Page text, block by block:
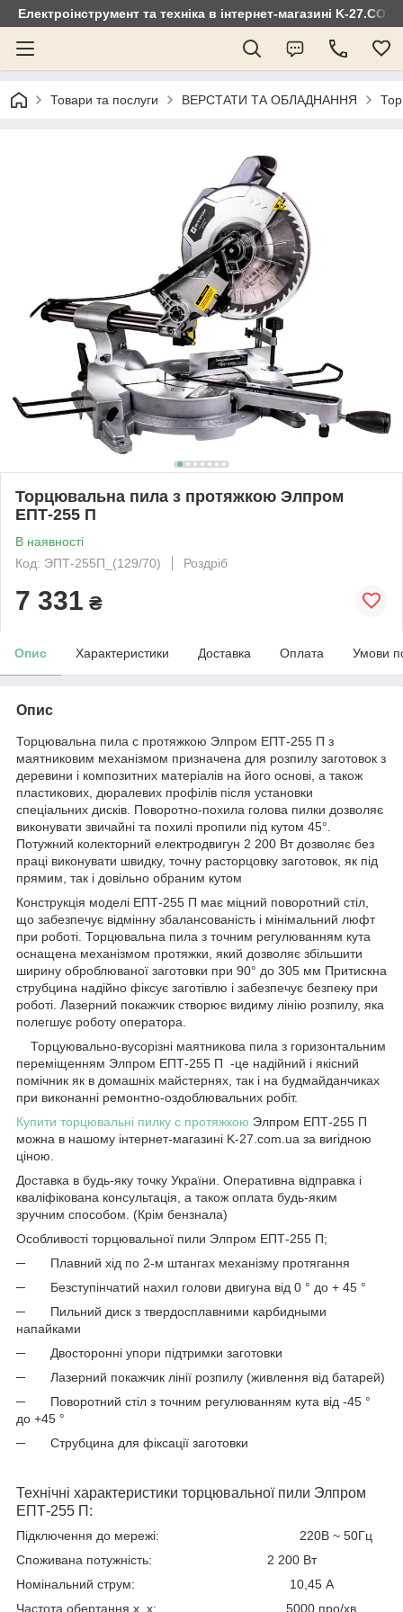
Електроінструмент та техніка в інтернет-магазині K-
Товари та послуги ВЕРСТАТИ ТА ОБЛАДНАННЯ
Торцювальна пила з протяжкою Элпром
ЕПТ-255 П
В наявності
Код: ЭПТ-255П_(129/70)
Роздріб
7 331 ₴
Опис Характеристики Доставка Оплата Умови
Опис
Торцювальна пила c протяжкою Элпром ЕПТ-255 П з
маятниковим механізмом призначена для розпилу заготовок з
деревини і композитних матеріалів на його основі, а також
пластикових, дюралевих профілів після установки
спеціальних дисків. Поворотно-похила голова пилки дозволяє
виконувати звичайні та похилі пропили під кутом 45°.
Потужний колекторний електродвигун 2 200 Вт дозволяє без
праці виконувати швидку, точну расторцовку заготовок, як під
прямим, так і довільно обраним кутом
Конструкція моделі ЕПТ-255 П має міцний поворотний стіл,
що забезпечує відмінну збалансованість і мінімальний люфт
при роботі. Торцювальна пила з точним регулюванням кута
оснащена механізмом протяжки, який дозволяє збільшити
ширину оброблюваної заготовки при 90° до 305 мм Притискна
струбцина надійно фіксує заготівлю і забезпечує безпеку при
роботі. Лазерний покажчик створює видиму лінію розпилу, яка
полегшує роботу оператора.
Торцуювально-вусорізні маятникова пила з горизонтальним
переміщенням Элпром ЕПТ-255 П -це надійний і якісний
помічник як в домашніх майстернях, так і на будмайданчиках
при виконанні ремонтно-оздоблювальних робіт.
Купити торцювальні пилку c протяжкою Элпром ЕПТ-255 П
можна в нашому інтернет-магазині K-27. com ua за вигідною
ціною.
Доставка в будь-яку точку України. Оперативна відправка і
кваліфікована консультація, а також оплата будь-яким
зручним способом. (Крім бензнала)
Особливості торцювальної пили Элпром ЕПТ-255 П;
─
Плавний хід по 2-м штангах механізму протягання
─
Безступінчатий нахил голови двигуна від 0 ° до + 45 °
─
Пильний диск з твердосплавними карбидными
напайками
─
Двосторонні упори підтримки заготовки
─
Лазерний покажчик лінії розпилу (живлення від батарей)
─
Поворотний стіл з точним регулюванням кута від -45 °
до +45 °
─
Струбцина для фіксації заготовки
Технічні характеристики торцювальної пили Элпром
ЕПТ-255 П:
Підключення до мережі:
220В ~ 50Гц
Споживана потужність:
2 200 Вт
Номінальний струм:
10,45 А
Частота обертання х. х:
5000 про/хв